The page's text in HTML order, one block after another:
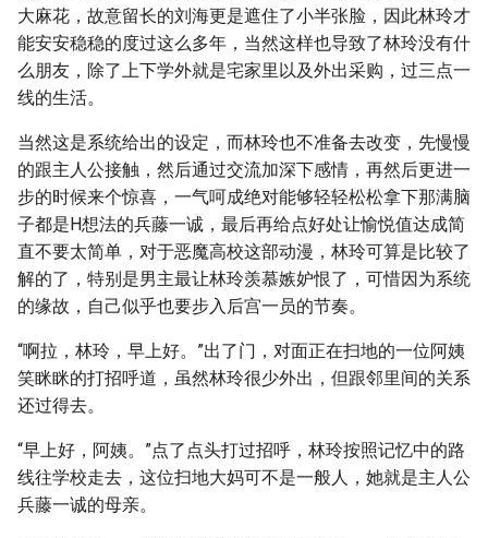
大麻花，故意留长的刘海更是遮住了小半张脸，因此林玲才
能安安稳稳的度过这么多年，当然这样也导致了林玲没有什
么朋友，除了上下学外就是宅家里以及外出采购，过三点一
线的生活。
当然这是系统给出的设定，而林玲也不准备去改变，先慢慢
的跟主人公接触，然后通过交流加深下感情，再然后更进一
步的时候来个惊喜，一气呵成绝对能够轻轻松松拿下那满脑
子都是H想法的兵藤一诚，最后再给点好处让愉悦值达成简
直不要太简单，对于恶魔高校这部动漫，林玲可算是比较了
解的了，特别是男主最让林玲羡慕嫉妒恨了，可惜因为系统
的缘故，自己似乎也要步入后宫一员的节奏。
“啊拉，林玲，早上好。”出了门，对面正在扫地的一位阿姨
笑眯眯的打招呼道，虽然林玲很少外出，但跟邻里间的关系
还过得去。
“早上好，阿姨。”点了点头打过招呼，林玲按照记忆中的路
线往学校走去，这位扫地大妈可不是一般人，她就是主人公
兵藤一诚的母亲。